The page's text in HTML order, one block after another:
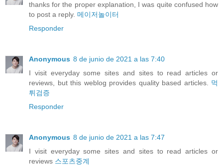
thanks for the proper explanation, I was quite confused how
to post a reply. 메이저놀이터
Responder
Anonymous 8 de junio de 2021 a las 7:40
I visit everyday some sites and sites to read articles or
reviews, but this weblog provides quality based articles. 먹
튀검증
Responder
Anonymous 8 de junio de 2021 a las 7:47
I visit everyday some sites and sites to read articles or
reviews 스포츠중계